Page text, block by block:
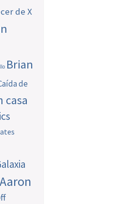
de X
Brian
de
casa